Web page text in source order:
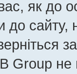
як до
до
Group не